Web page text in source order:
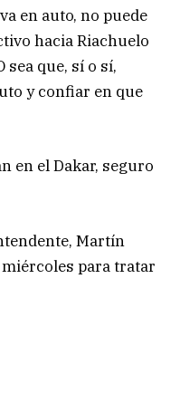
en auto, no puede
hacia Riachuelo
sea que, sí o sí,
y confiar en que
en el Dakar, seguro
Martín
para tratar